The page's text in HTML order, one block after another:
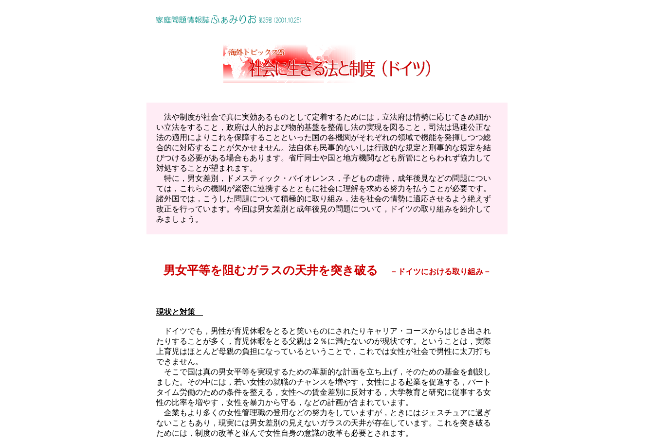
法や制度が社会で真に実効あるものとして定着するためには，立法府は情勢に応じてきめ細か
い立法をすること，政府は人的および物的基盤を整備し法の実現を図ること，司法は迅速公正な
法の適用によりこれを保障することといった国の各機関がそれぞれの領域で機能を発揮しつつ総
合的に対応することが欠かせません。法自体も民事的ないしは行政的な規定と刑事的な規定を結
びつける必要がある場合もあります。省庁同士や国と地方機関なども所管にとらわれず協力して
対処することが望まれます。
特に，男女差別，ドメスティック・バイオレンス，子どもの虐待，成年後見などの問題につい
ては，これらの機関が緊密に連携するとともに社会に理解を求める努力を払うことが必要です。
諸外国では，こうした問題について積極的に取り組み，法を社会の情勢に適応させるよう絶えず
改正を行っています。今回は男女差別と成年後見の問題について，ドイツの取り組みを紹介して
みましょう。
男女平等を阻むガラスの天井を突き破る －ドイツにおける取り組み－
現状と対策
ドイツでも，男性が育児休暇をとると笑いものにされたりキャリア・コースからはじき出され
たりすることが多く，育児休暇をとる父親は２％に満たないのが現状です。ということは，実際
上育児はほとんど母親の負担になっているということで，これでは女性が社会で男性に太刀打ち
できません。
そこで国は真の男女平等を実現するための革新的な計画を立ち上げ，そのための基金を創設し
ました。その中には，若い女性の就職のチャンスを増やす，女性による起業を促進する，パート
タイム労働のための条件を整える，女性への賃金差別に反対する，大学教育と研究に従事する女
性の比率を増やす，女性を暴力から守る，などの計画が含まれています。
企業もより多くの女性管理職の登用などの努力をしていますが，ときにはジェスチュアに過ぎ
ないこともあり，現実には男女差別の見えないガラスの天井が存在しています。これを突き破る
ためには，制度の改革と並んで女性自身の意識の改革も必要とされます。